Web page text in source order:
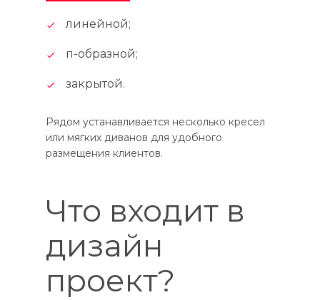
линейной;
п-образной;
закрытой.
Рядом устанавливается несколько кресел
или мягких диванов для удобного
размещения клиентов.
Что входит в
дизайн
проект?